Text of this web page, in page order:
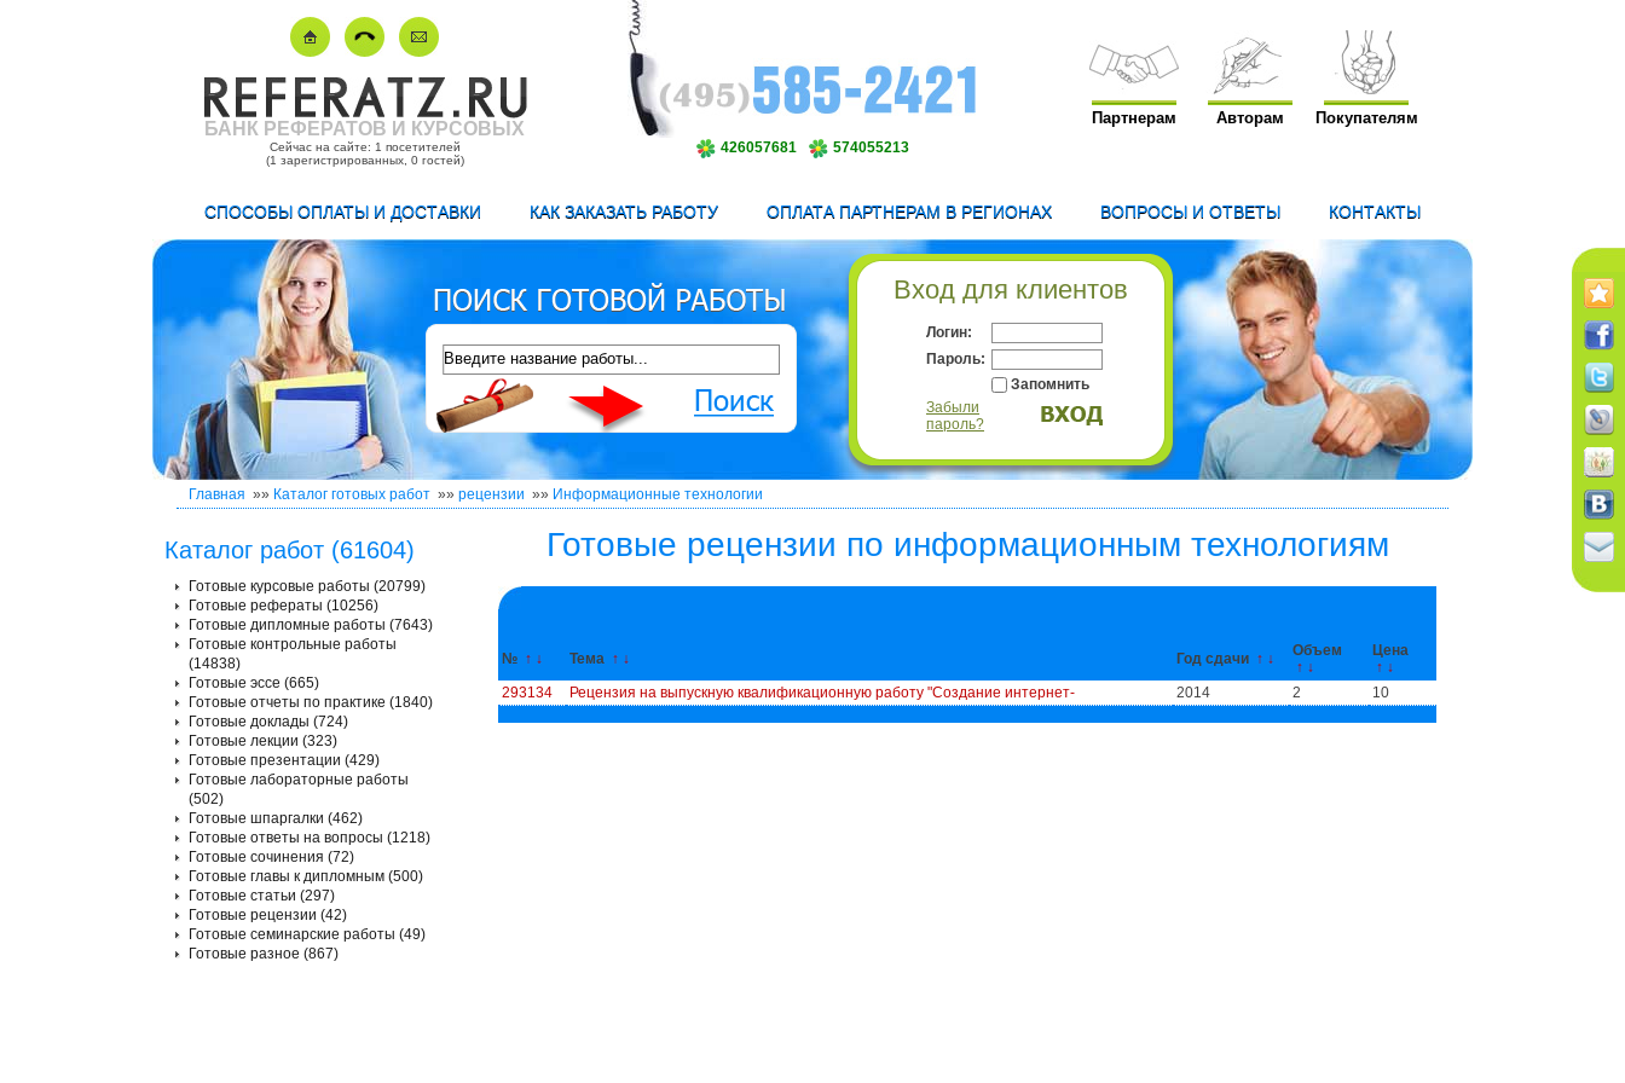
БАНК РЕФЕРАТОВ И КУРСОВЫХ
Сейчас на сайте: 1 посетителей
(1 зарегистрированных, 0 гостей)
426057681 574055213
Партнерам Авторам Покупателям
СПОСОБЫ ОПЛАТЫ И ДОСТАВКИ КАК ЗАКАЗАТЬ РАБОТУ ОПЛАТА ПАРТНЕРАМ В РЕГИОНАХ ВОПРОСЫ И ОТВЕТЫ КОНТАКТЫ
Вход для клиентов
Логин:
Пароль:
Запомнить
Забыли
пароль?
Главная »» Каталог готовых работ »» рецензии »» Информационные технологии
Готовые рецензии по информационным технологиям
№ ↑ ↓ Тема ↑ ↓ Год сдачи ↑ ↓
Объем
↑ ↓
Цена
↑ ↓
293134
Рецензия на выпускную квалификационную работу "Создание интернет- 2014 2 10
Каталог работ (61604)
Готовые курсовые работы (20799)
Готовые рефераты (10256)
Готовые дипломные работы (7643)
Готовые контрольные работы
(14838)
Готовые эссе (665)
Готовые отчеты по практике (1840)
Готовые доклады (724)
Готовые лекции (323)
Готовые презентации (429)
Готовые лабораторные работы
(502)
Готовые шпаргалки (462)
Готовые ответы на вопросы (1218)
Готовые сочинения (72)
Готовые главы к дипломным (500)
Готовые статьи (297)
Готовые рецензии (42)
Готовые семинарские работы (49)
Готовые разное (867)